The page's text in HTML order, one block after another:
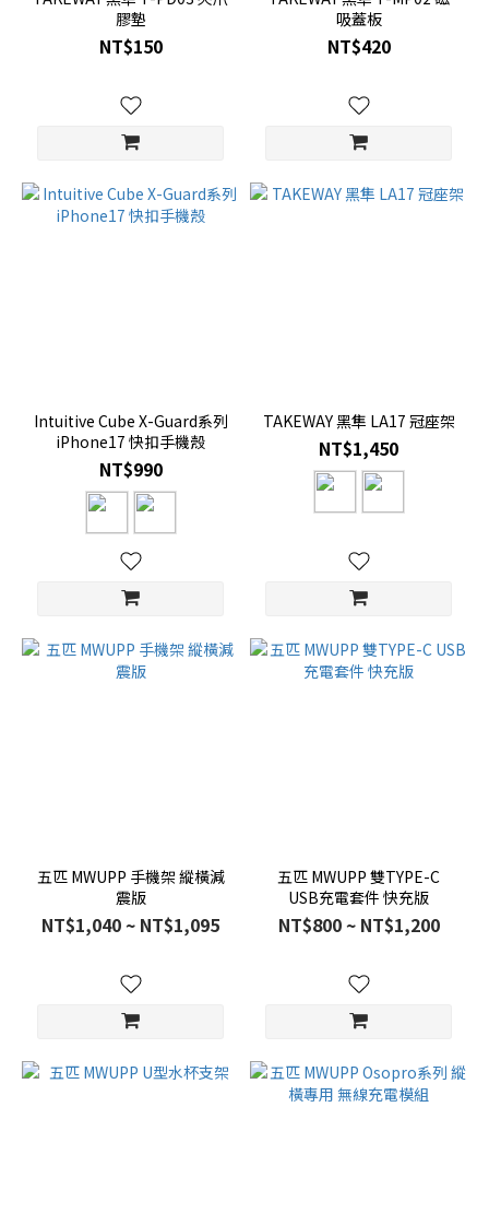
膠墊
NT$150
吸蓋板
NT$420
Intuitive Cube X-Guard系列
iPhone17 快扣手機殼
NT$990
TAKEWAY 黑隼 LA17 冠座架
NT$1,450
五匹 MWUPP 手機架 縱橫減
震版
NT$1,040 ~ NT$1,095
五匹 MWUPP 雙TYPE-C
USB充電套件 快充版
NT$800 ~ NT$1,200